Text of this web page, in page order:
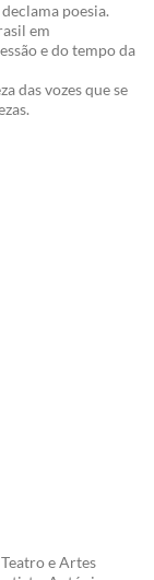
poesia.
em
e do tempo da
das vozes que se
e Artes